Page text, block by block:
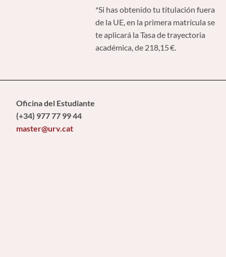
*Si has obtenido tu titulación fuera
de la UE, en la primera matrícula se
te aplicará la Tasa de trayectoria
académica, de 218,15 €.
Oficina del Estudiante
(+34) 977 77 99 44
master@urv.cat